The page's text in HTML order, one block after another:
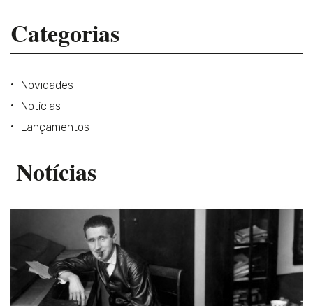
Categorias
Novidades
Notícias
Lançamentos
Notícias